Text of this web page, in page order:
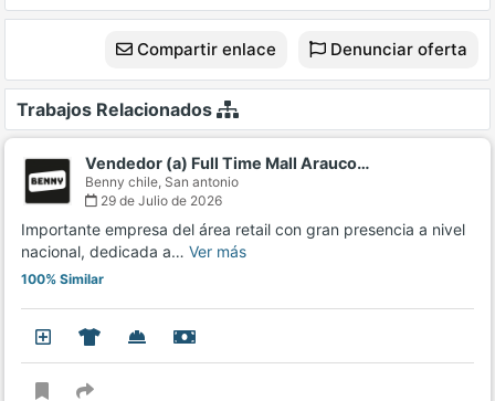
Compartir enlace Denunciar oferta
Trabajos Relacionados
Vendedor (a) Full Time Mall Arauco…
Benny chile, San antonio
29 de Julio de 2026
Importante empresa del área retail con gran presencia a nivel
nacional, dedicada a… Ver más
100% Similar